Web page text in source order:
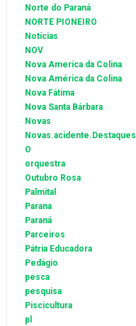
Norte do Paraná
NORTE PIONEIRO
Notícias
NOV
Nova America da Colina
Nova América da Colina
Nova Fátima
Nova Santa Bárbara
Novas
Novas.acidente.Destaques
O
orquestra
Outubro Rosa
Palmital
Parana
Paraná
Parceiros
Pátria Educadora
Pedágio
pesca
pesquisa
Piscicultura
pl